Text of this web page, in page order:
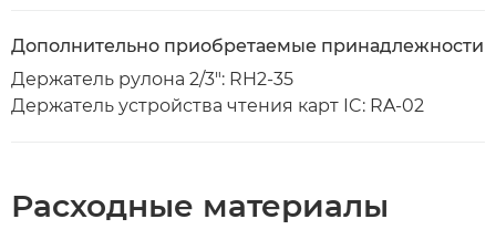
Дополнительно приобретаемые принадлежности
Держатель рулона 2/3": RH2-35
Держатель устройства чтения карт IC: RA-02
Расходные материалы